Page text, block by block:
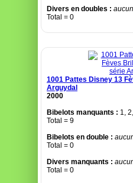
Divers en doubles : aucun
Total = 0
1001 Pattes Disney 13
Arguydal
2000
Bibelots manquants : 1,
Total = 9
Bibelots en double :
Total = 0
Divers manquants :
Total = 0